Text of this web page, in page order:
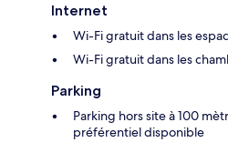
Internet
Wi-Fi gratuit dans les
Wi-Fi gratuit dans les
Parking
Parking hors site à 100
préférentiel disponible